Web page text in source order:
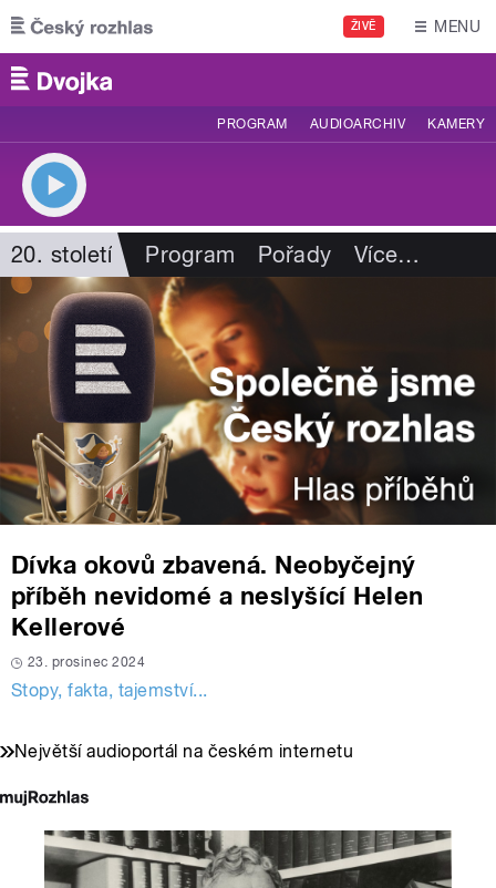
Přejít k hlavnímu obsahu
ŽIVĚ MENU
PROGRAM AUDIOARCHIV KAMERY
20. století Program Pořady Více…
Dívka okovů zbavená. Neobyčejný
příběh nevidomé a neslyšící Helen
Kellerové
23. prosinec 2024
Stopy, fakta, tajemství...
Největší audioportál na českém internetu